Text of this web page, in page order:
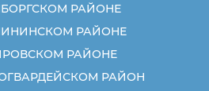
РАЙОНЕ
РАЙОНЕ
РАЙОНЕ
РАЙОН